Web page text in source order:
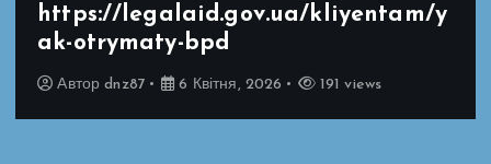
https://legalaid.gov.ua/kliyentam/y
ak-otrymaty-bpd
Авторdnz87 6 Квітня, 2026 191 views